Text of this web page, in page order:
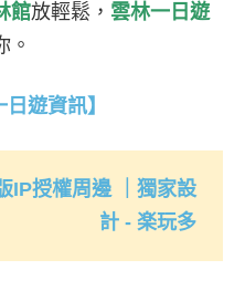
館放輕鬆， 雲林一日遊
。
日遊資訊】
IP授權周邊 ｜獨家設
計 - 楽玩多